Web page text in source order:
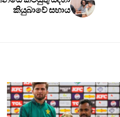
කියුබාවේ සහාය